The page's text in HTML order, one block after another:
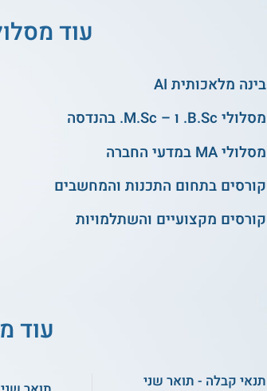
עוד
בינה מלאכותית AI
מסלולי B.Sc. ו – M.Sc. בהנדסה
מסלולי MA במדעי החברה
קורסים בתחום התכנות והמחשבים
קורסים מקצועיים והשתלמויות
עוד
תנאי קבלה - תואר שני